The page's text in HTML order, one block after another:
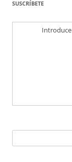
SUSCRÍBETE